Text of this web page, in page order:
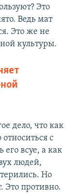
Это
Ведь мат
Это же не
культуры.
дело, что как
с
всуе, а как
людей,
Но
Это противно.